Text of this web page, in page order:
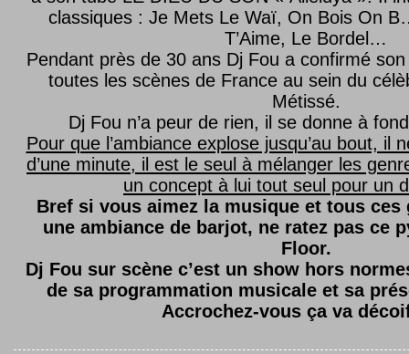
classiques : Je Mets Le Waï, On Bois On
T’Aime, Le Bordel…
Pendant près de 30 ans Dj Fou a confirmé son
toutes les scènes de France au sein du
Métissé.
Dj Fou n’a peur de rien, il se donne à
Pour que l’ambiance explose jusqu’au bout, il
d’une minute, il est le seul à mélanger les
un concept à lui tout seul pour un
Bref si vous aimez la musique et tous ces
une ambiance de barjot, ne ratez pas ce
Floor.
Dj Fou sur scène c’est un show hors
de sa programmation musicale et sa
Accrochez-vous ça va